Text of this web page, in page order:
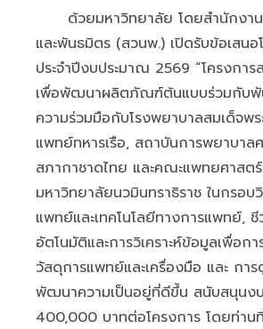
ด้วยมหาวิทยาลัย โดยสำนักงาน
และพันธมิตร (สวนพ.) เปิดรับข้อเสนอ
ประจำปีงบประมาณ 2569 “โครงกา
เพื่อพัฒนาผลิตภัณฑ์ต้นแบบร่วมกับพั
ความร่วมมือกับโรงพยาบาลสมเด็จพ
แพทย์ทหารเรือ, สถาบันการพยาบาล
สภากาชาดไทย และคณะแพทยศาสต
มหาวิทยาลัยนวมินทราธิราช ในกรอบ
แพทย์และเทคโนโลยีทางการแพทย์, ชี
อัตโนมัติและการวิเคราะห์ข้อมูลเพื่อก
วัสดุการแพทย์และเครื่องมือ และ กา
พัฒนาความเป็นอยู่ที่ดีขึ้น สนับสนุนง
400,000 บาทต่อโครงการ โดยท่าน